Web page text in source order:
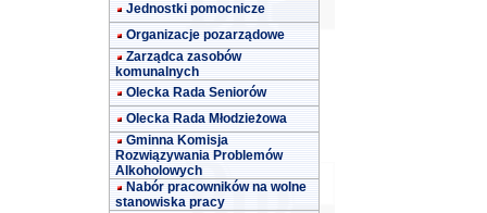
Jednostki pomocnicze
Organizacje pozarządowe
Zarządca zasobów
komunalnych
Olecka Rada Seniorów
Olecka Rada Młodzieżowa
Gminna Komisja
Rozwiązywania Problemów
Alkoholowych
Nabór pracowników na wolne
stanowiska pracy